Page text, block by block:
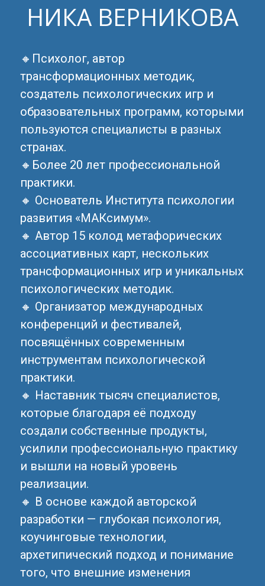
НИКА ВЕРНИКОВА
🔸Психолог, автор
трансформационных методик,
создатель психологических игр и
образовательных программ, которыми
пользуются специалисты в разных
странах.
🔸Более 20 лет профессиональной
практики.
🔸 Основатель Института психологии
развития «МАКсимум».
🔸 Автор 15 колод метафорических
ассоциативных карт, нескольких
трансформационных игр и уникальных
психологических методик.
🔸 Организатор международных
конференций и фестивалей,
посвящённых современным
инструментам психологической
практики.
🔸 Наставник тысяч специалистов,
которые благодаря её подходу
создали собственные продукты,
усилили профессиональную практику
и вышли на новый уровень
реализации.
🔸 В основе каждой авторской
разработки — глубокая психология,
коучинговые технологии,
архетипический подход и понимание
того, что внешние изменения